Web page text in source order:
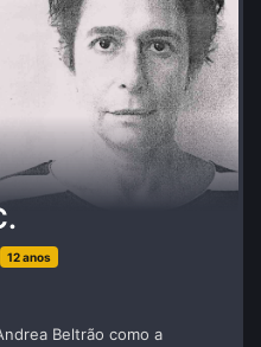
12 anos
Beltrão como a